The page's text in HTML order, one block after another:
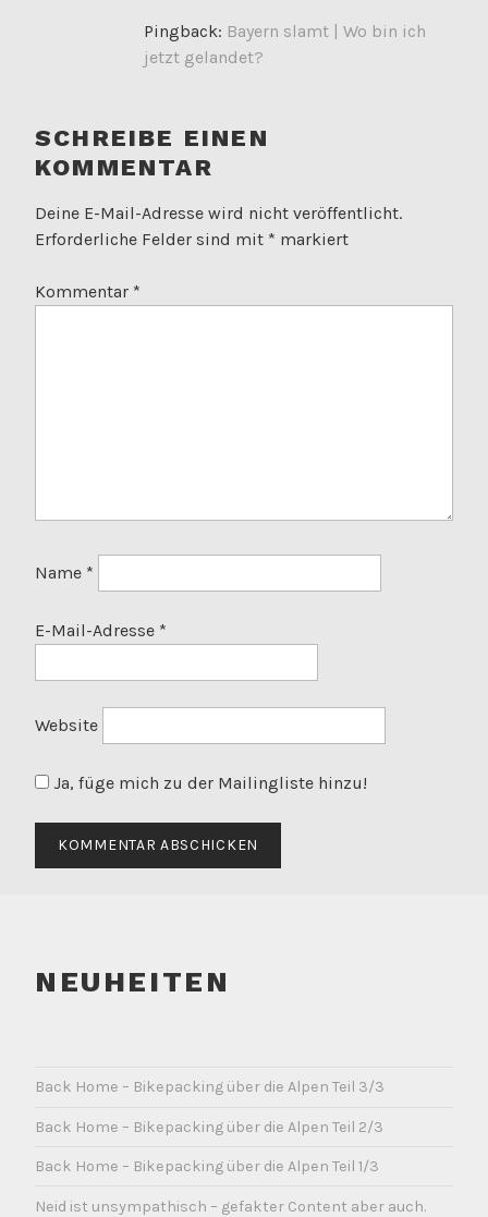
Pingback: Bayern slamt | Wo bin ich
jetzt gelandet?
SCHREIBE EINEN
KOMMENTAR
Deine E-Mail-Adresse wird nicht veröffentlicht.
Erforderliche Felder sind mit * markiert
Kommentar *
Name *
E-Mail-Adresse *
Website
Ja, füge mich zu der Mailingliste hinzu!
NEUHEITEN
Back Home – Bikepacking über die Alpen Teil 3/3
Back Home – Bikepacking über die Alpen Teil 2/3
Back Home – Bikepacking über die Alpen Teil 1/3
Neid ist unsympathisch – gefakter Content aber auch.